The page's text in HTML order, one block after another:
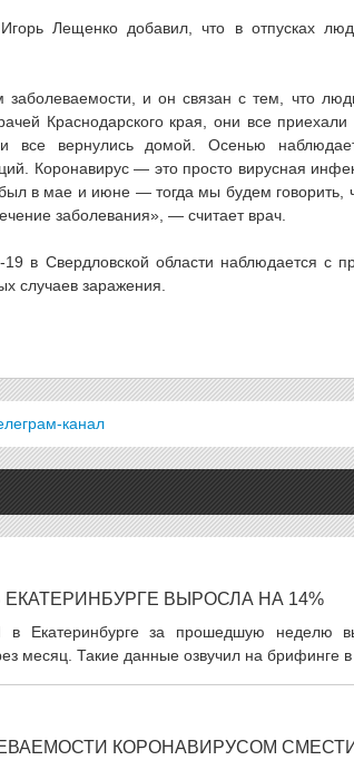
Игорь Лещенко добавил, что в отпусках
и он связан с тем, что
Краснодарского края, они все приехали
все вернулись домой. Осенью
Коронавирус — это просто вирусная
был в мае и июне — тогда мы будем говорить,
заболевания», — считает врач.
в Свердловской области наблюдается с
случаев заражения.
канал
ВЫРОСЛА НА 14%
в Екатеринбурге за прошедшую неделю
месяц. Такие данные озвучил на брифинге в
КОРОНАВИРУСОМ